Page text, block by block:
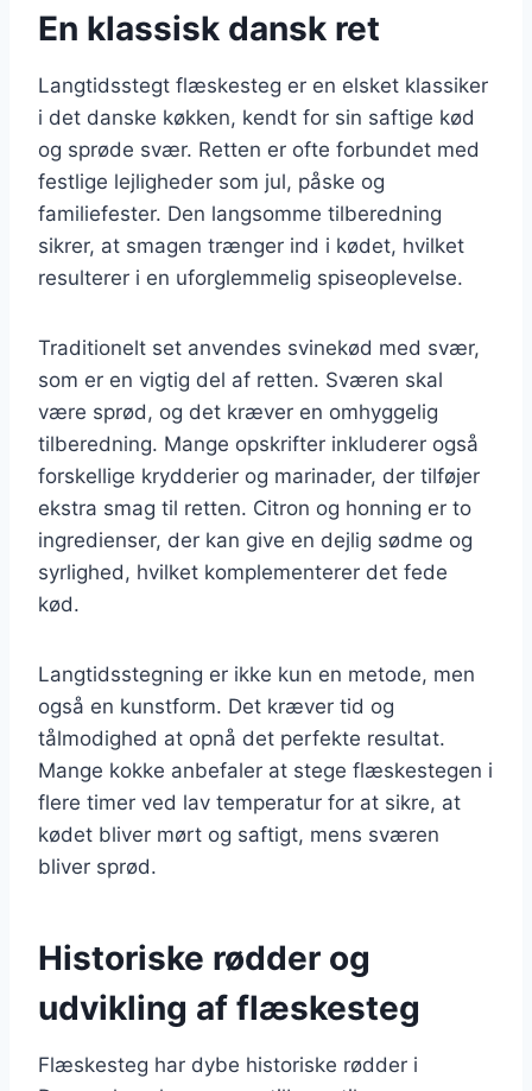
En klassisk dansk ret
Langtidsstegt flæskesteg er en elsket klassiker
i det danske køkken, kendt for sin saftige kød
og sprøde svær. Retten er ofte forbundet med
festlige lejligheder som jul, påske og
familiefester. Den langsomme tilberedning
sikrer, at smagen trænger ind i kødet, hvilket
resulterer i en uforglemmelig spiseoplevelse.
Traditionelt set anvendes svinekød med svær,
som er en vigtig del af retten. Sværen skal
være sprød, og det kræver en omhyggelig
tilberedning. Mange opskrifter inkluderer også
forskellige krydderier og marinader, der tilføjer
ekstra smag til retten. Citron og honning er to
ingredienser, der kan give en dejlig sødme og
syrlighed, hvilket komplementerer det fede
kød.
Langtidsstegning er ikke kun en metode, men
også en kunstform. Det kræver tid og
tålmodighed at opnå det perfekte resultat.
Mange kokke anbefaler at stege flæskestegen i
flere timer ved lav temperatur for at sikre, at
kødet bliver mørt og saftigt, mens sværen
bliver sprød.
Historiske rødder og
udvikling af flæskesteg
Flæskesteg har dybe historiske rødder i